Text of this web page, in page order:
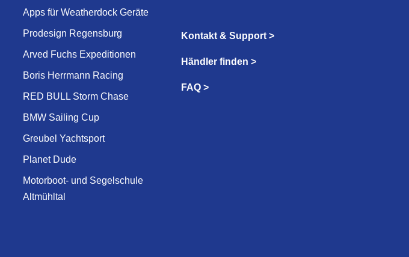
Apps für Weatherdock Geräte
Prodesign Regensburg
Arved Fuchs Expeditionen
Boris Herrmann Racing
RED BULL Storm Chase
BMW Sailing Cup
Greubel Yachtsport
Planet Dude
Motorboot- und Segelschule
Altmühltal
Kontakt & Support >
Händler finden >
FAQ >